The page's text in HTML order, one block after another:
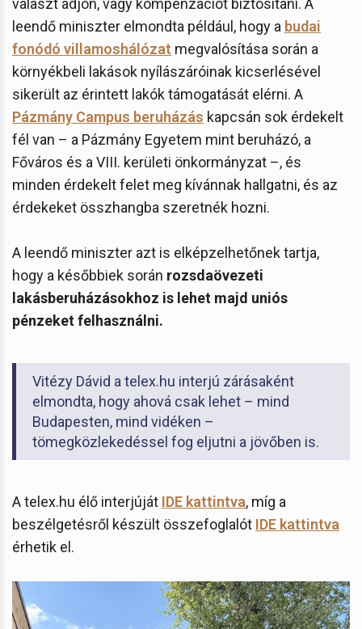
leendő miniszter elmondta például, hogy a budai
fonódó villamoshálózat megvalósítása során a
környékbeli lakások nyílászáróinak kicserlésével
sikerült az érintett lakók támogatását elérni. A
Pázmány Campus beruházás kapcsán sok érdekelt
fél van – a Pázmány Egyetem mint beruházó, a
Főváros és a VIII. kerületi önkormányzat –, és
minden érdekelt felet meg kívánnak hallgatni, és az
érdekeket összhangba szeretnék hozni.
A leendő miniszter azt is elképzelhetőnek tartja,
hogy a későbbiek során rozsdaövezeti
lakásberuházásokhoz is lehet majd uniós
pénzeket felhasználni.
Vitézy Dávid a telex.hu interjú zárásaként
elmondta, hogy ahová csak lehet – mind
Budapesten, mind vidéken –
tömegközlekedéssel fog eljutni a jövőben is.
A telex.hu élő interjúját IDE kattintva, míg a
beszélgetésről készült összefoglalót IDE kattintva
érhetik el.